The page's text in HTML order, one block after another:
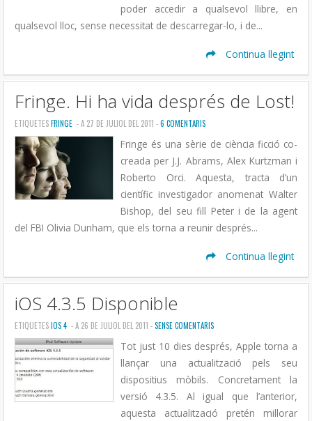
poder accedir a qualsevol llibre, en
qualsevol lloc, sense necessitat de descarregar-lo, i de...
Continua llegint
Fringe. Hi ha vida després de Lost!
ETIQUETESFRINGE - A 27 DE JULIOL DEL 2011 -6 COMENTARIS
Fringe és una sèrie de ciència ficció co-
creada per J.J. Abrams, Alex Kurtzman i
Roberto Orci. Aquesta, tracta d’un
científic investigador anomenat Walter
Bishop, del seu fill Peter i de la agent
del FBI Olivia Dunham, que els torna a reunir després...
Continua llegint
iOS 4.3.5 Disponible
ETIQUETESIOS 4 - A 26 DE JULIOL DEL 2011 -SENSE COMENTARIS
Tot just 10 dies després, Apple torna a
llançar una actualització pels seu
dispositius mòbils. Concretament la
versió 4.3.5. Al igual que l’anterior,
aquesta actualització pretén millorar